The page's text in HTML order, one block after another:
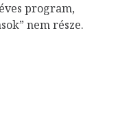
program,
nem része.